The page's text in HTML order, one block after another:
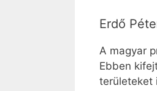
Erdő
A magyar
Ebben
területeket